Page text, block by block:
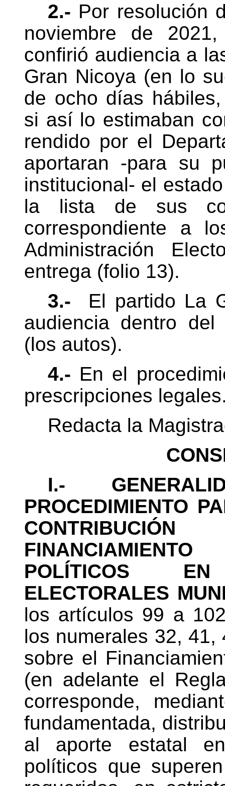
2.- Por resolución
noviembre de
confirió audiencia a
Gran Nicoya (en lo
de ocho días
si así lo estimaban
rendido por el
aportaran -para su
institucional- el
la lista de sus
correspondiente a
Administración
entrega (folio 13).
3.-
El partido La
audiencia dentro
(los autos).
4.- En el
prescripciones
Redacta la
I.-
PROCEDIMIENTO
POLÍTICOS
ELECTORALES
los artículos 99 a
los numerales 32,
sobre el
(en adelante el
corresponde,
fundamentada,
al aporte estatal
políticos que